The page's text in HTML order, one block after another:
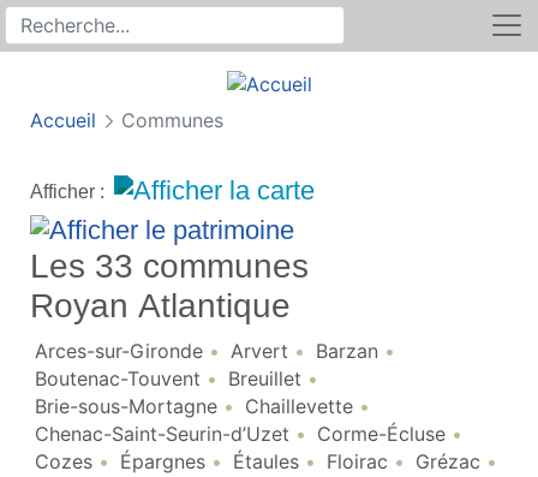
Recherche sur le site
Rechercher
Accueil Communes
Afficher :
Les 33 communes
Royan Atlantique
Arces-sur-Gironde Arvert
Barzan
Boutenac-Touvent
Breuillet
Brie-sous-Mortagne
Chaillevette
Chenac-Saint-Seurin-d’Uzet
Corme-Écluse
Cozes
Épargnes Étaules Floirac
Grézac